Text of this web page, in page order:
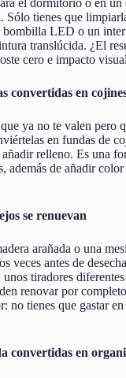
el dormitorio o en un
Sólo tienes que
bombilla LED o un
translúcida. ¿El
cero e impacto
convertidas en
que ya no te valen pero
en fundas de
relleno. Es una
además de añadir
se renuevan
arañada o una
veces antes de
tiradores
renovar por
no tienes que gastar
convertidas en